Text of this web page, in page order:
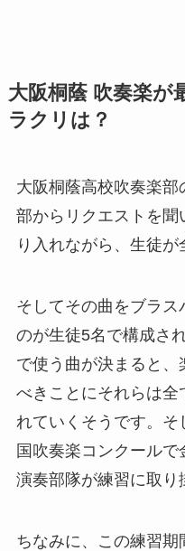
大阪桐蔭 吹奏楽が
ラクリは？
大阪桐蔭高校吹奏楽
部からリクエストを聞
り入れながら、生徒が
そしてその曲をブラ
のが生徒5名で構成さ
で使う曲が決まると、
べきことにそれらは全
れていくそうです。
国吹奏楽コンクール
演奏部隊が練習に取り
ちなみに、この練習